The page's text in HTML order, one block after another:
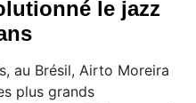
le jazz
au Brésil, Airto Moreira
plus grands